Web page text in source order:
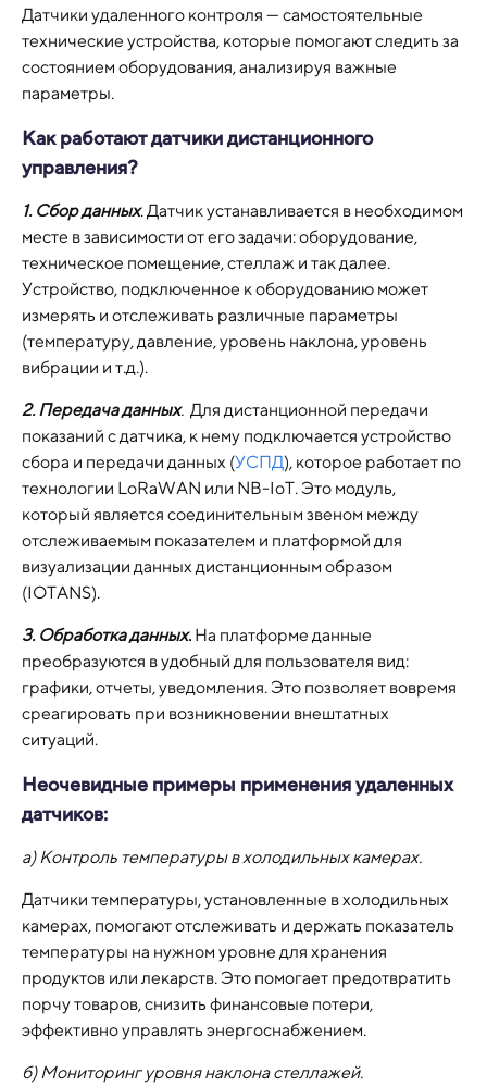
Датчики удаленного контроля — самостоятельные
технические устройства, которые помогают следить за
состоянием оборудования, анализируя важные
параметры.
Как работают датчики дистанционного
управления?
1. Сбор данных. Датчик устанавливается в необходимом
месте в зависимости от его задачи: оборудование,
техническое помещение, стеллаж и так далее.
Устройство, подключенное к оборудованию может
измерять и отслеживать различные параметры
(температуру, давление, уровень наклона, уровень
вибрации и т.д.).
2. Передача данных. Для дистанционной передачи
показаний с датчика, к нему подключается устройство
сбора и передачи данных (УСПД), которое работает по
технологии LoRaWAN или NB-IoT. Это модуль,
который является соединительным звеном между
отслеживаемым показателем и платформой для
визуализации данных дистанционным образом
(IOTANS).
3. Обработка данных. На платформе данные
преобразуются в удобный для пользователя вид:
графики, отчеты, уведомления. Это позволяет вовремя
среагировать при возникновении внештатных
ситуаций.
Неочевидные примеры применения удаленных
датчиков:
а) Контроль температуры в холодильных камерах.
Датчики температуры, установленные в холодильных
камерах, помогают отслеживать и держать показатель
температуры на нужном уровне для хранения
продуктов или лекарств. Это помогает предотвратить
порчу товаров, снизить финансовые потери,
эффективно управлять энергоснабжением.
б) Мониторинг уровня наклона стеллажей.